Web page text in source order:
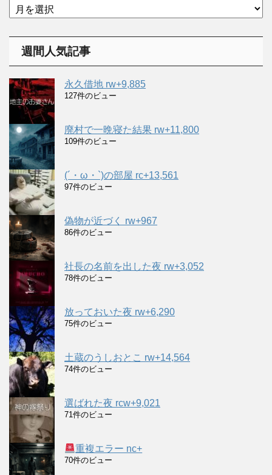
ー
ア
ー
週間人気記事
永久借地 rw+9,885
127件のビュー
廃村で一晩寝た結果 rw+11,800
109件のビュー
(´・ω・`)の部屋 rc+13,561
97件のビュー
偽物が近づく rw+967
86件のビュー
社長の名前を出した夜 rw+3,052
78件のビュー
放っておいた夜 rw+6,290
75件のビュー
土蔵のうしおとこ rw+14,564
74件のビュー
選ばれた夜 rcw+9,021
71件のビュー
重複エラー nc+
70件のビュー